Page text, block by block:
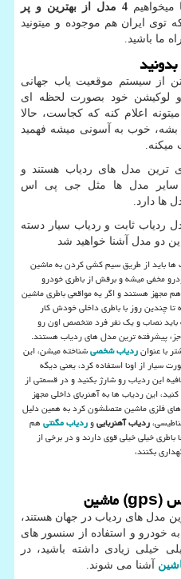
میخواهیم
4 مدل از بهترین و پر
توی ایران هم موجوده و میتونید
ما باشید.
از سیستم موقعیت یاب جهانی
لوکیشن خود بصورت لحظه ای
اعلام کنه که کجاست، حالا
بشه، خوب به آسونی میشه فهمید
ترین مدل های ردیاب هستند و
سایر مدل ها مثل جی پی اس
ها دارد.
ردیاب ثابت و ردیاب سیار دسته
دو مدل آشنا خواهید شد
ها باید از طریق سیم کشی کردن به ماشین
مخفی میشه و برقش از باطری خودرو
مجهز هستند و اگر یه مواقعی باطری ماشین
تا چندین روز با باطری داخلی خودش کار
باید نصاب و یک نفر فرد متخصص اون رو
پیشرفته ترین مدل های ردیاب هستند.
با عنوانردیاب شخصیشناخته میشن، این
از اونا استفاده کرد، یعنی دیگه
این ردیاب رو شارژ بکنید و در قسمتی از
این ردیاب ها به آهنربای داخلی مجهز
فلزی ماشین متصلشون کرد به همین دلیل
ردیاب آهنرباییوردیاب مگنتیهم
خیلی خیلی قوی دارند و در برخی از
(
gps) ماشین
مدل های ردیاب در جهان هستند،
خودرو و استفاده از سنسور های
خیلی زیادی داشته باشید، در
آشنا می شوند.